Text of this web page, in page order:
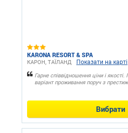
KARONA RESORT & SPA
КАРОН, ТАЇЛАНД Показати на карті
Гарне співвідношення ціни і
варіант проживання поруч з
Вибрати